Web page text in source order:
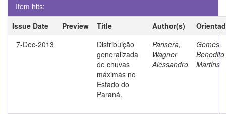
Item hits:
Issue Date
Preview Title Author(s)
7-Dec-2013
Distribuição
generalizada
de chuvas
máximas no
Estado do
Paraná.
Pansera,
Wagner
Alessandro
Gomes,
Benedito
Martins